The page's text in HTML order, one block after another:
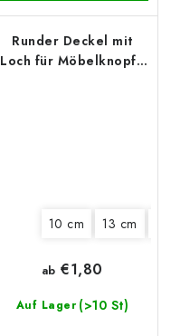
18 cm
Runder Deckel mit
Loch für Möbelknopf -
10 cm 13 cm
Auf Lager (>10 St)
ab €1,80